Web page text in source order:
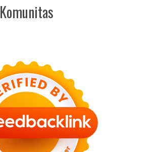
Komunitas